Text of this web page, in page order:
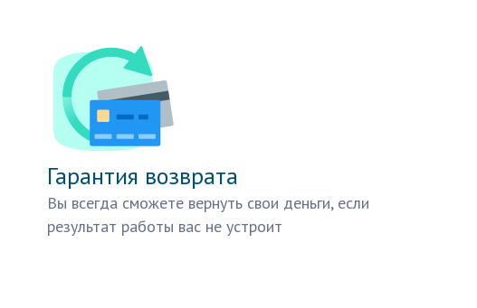
Гарантия возврата
Вы всегда сможете вернуть свои деньги, если
результат работы вас не устроит